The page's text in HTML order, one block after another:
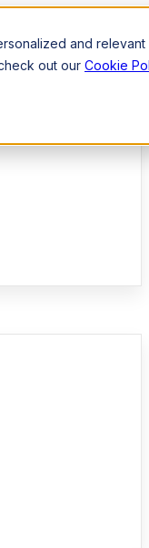
and
out our Cookie